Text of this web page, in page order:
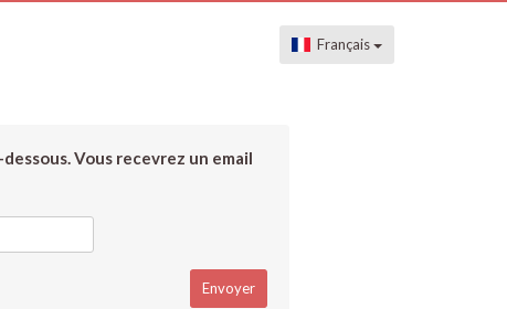
Français
Vous recevrez un email